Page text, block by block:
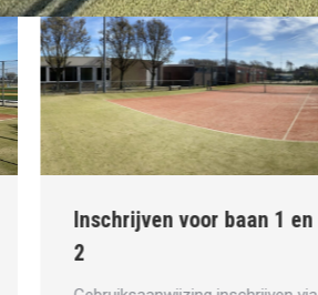
Inschrijven voor baan 1 en
2